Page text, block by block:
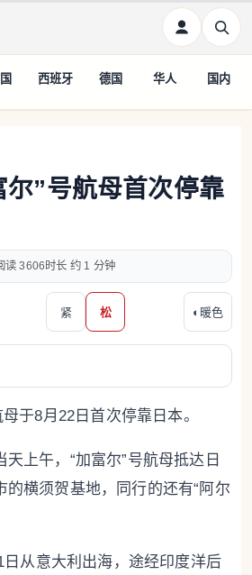
西班牙 德国 华人 国内
尔”号航母首次停靠
3606 约 1 分钟
紧 松 ◐ 暖色
于8月22日首次停靠日本。
上午，“加富尔”号航母抵达日
的横须贺基地，同行的还有“阿尔
日从意大利出海，途经印度洋后